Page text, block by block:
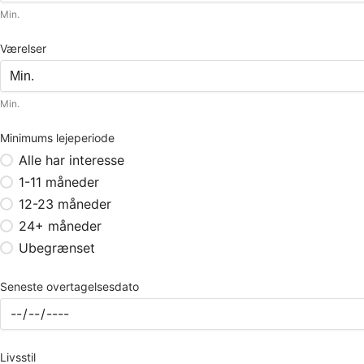
Min.
Værelser
Min.
Minimums lejeperiode
Alle har interesse
1-11 måneder
12-23 måneder
24+ måneder
Ubegrænset
Seneste overtagelsesdato
Livsstil